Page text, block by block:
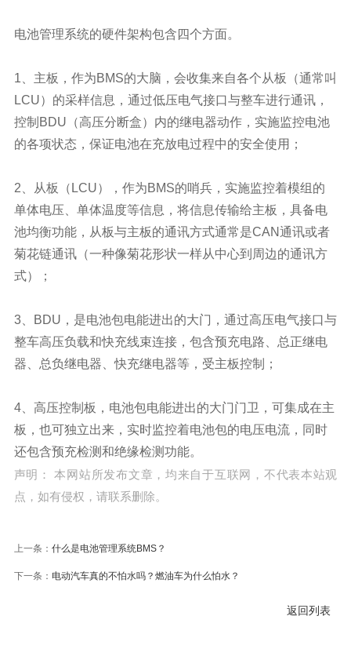
电池管理系统的硬件架构包含四个方面。
1、主板，作为BMS的大脑，会收集来自各个从板（通常叫
LCU）的采样信息，通过低压电气接口与整车进行通讯，
控制BDU（高压分断盒）内的继电器动作，实施监控电池
的各项状态，保证电池在充放电过程中的安全使用；
2、从板（LCU），作为BMS的哨兵，实施监控着模组的
单体电压、单体温度等信息，将信息传输给主板，具备电
池均衡功能，从板与主板的通讯方式通常是CAN通讯或者
菊花链通讯（一种像菊花形状一样从中心到周边的通讯方
式）；
3、BDU，是电池包电能进出的大门，通过高压电气接口与
整车高压负载和快充线束连接，包含预充电路、总正继电
器、总负继电器、快充继电器等，受主板控制；
4、高压控制板，电池包电能进出的大门门卫，可集成在主
板，也可独立出来，实时监控着电池包的电压电流，同时
还包含预充检测和绝缘检测功能。
声明： 本网站所发布文章，均来自于互联网，不代表本站观
点，如有侵权，请联系删除。
上一条： 什么是电池管理系统BMS？
下一条： 电动汽车真的不怕水吗？燃油车为什么怕水？
返回列表